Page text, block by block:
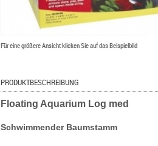
Für eine größere Ansicht klicken Sie auf das Beispielbild
PRODUKTBESCHREIBUNG
Floating Aquarium Log med
Schwimmender Baumstamm